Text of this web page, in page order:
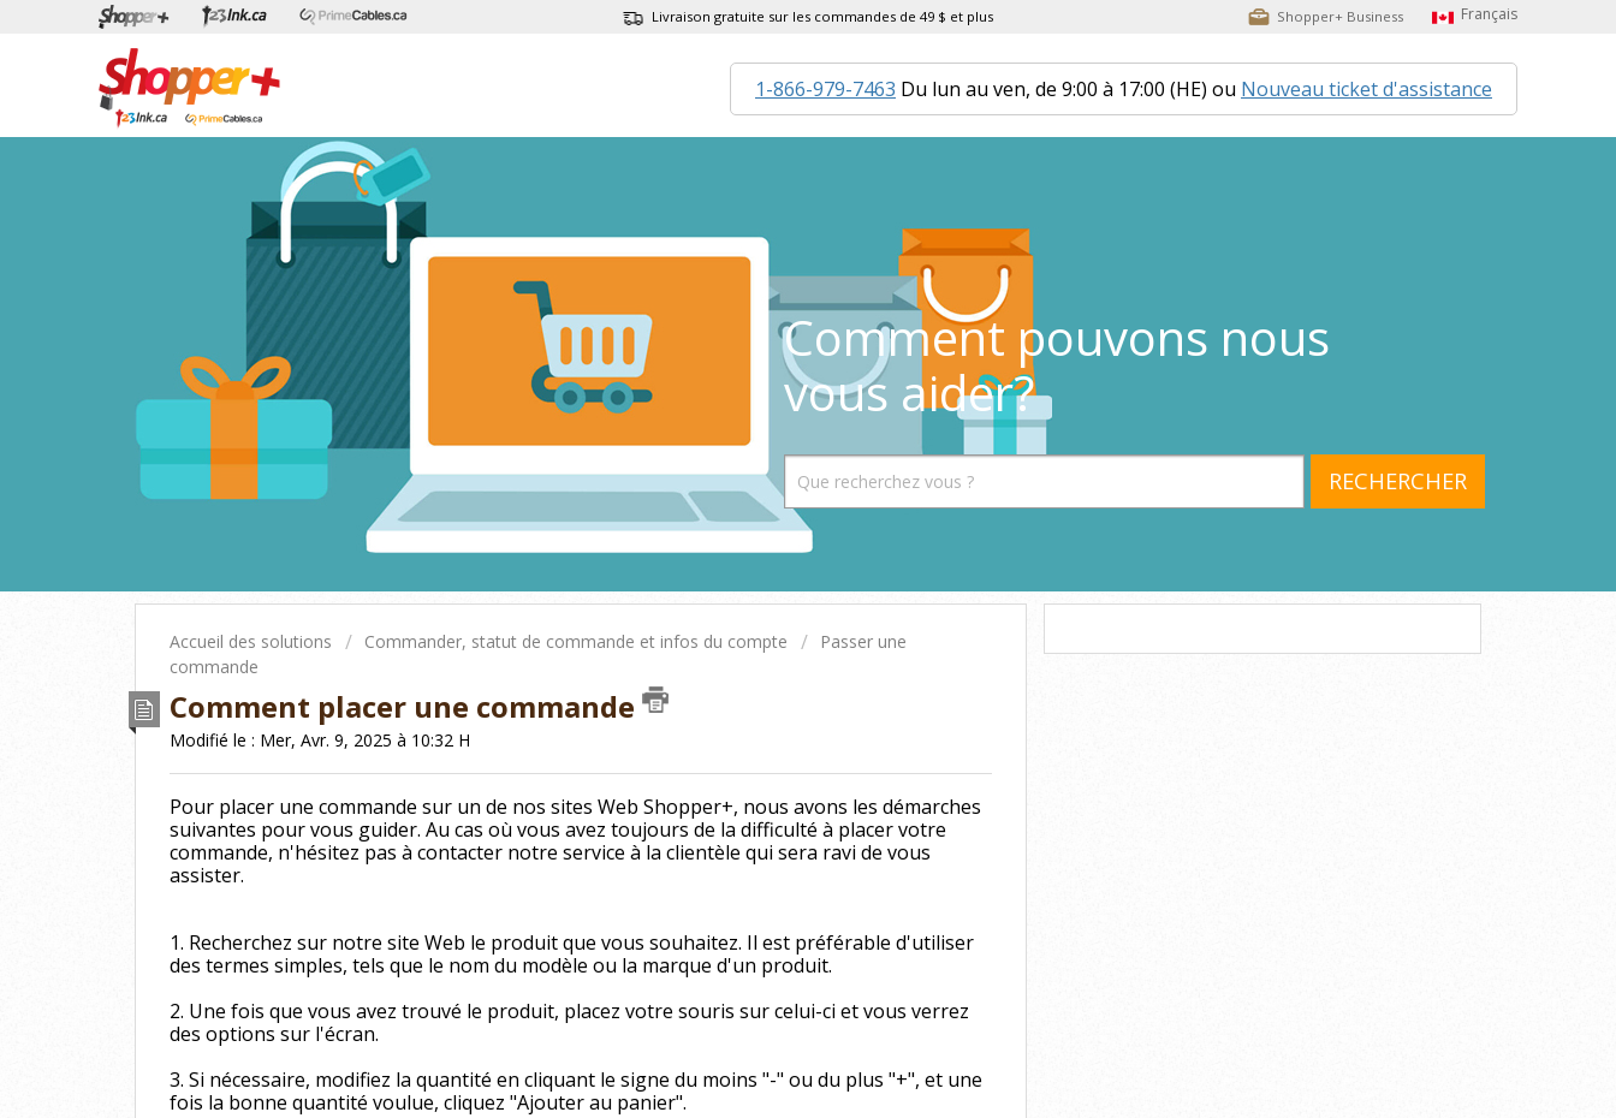
Livraison gratuite sur les commandes de 49 $ et plus Shopper+ Business
1-866-979-7463 Du lun au ven, de 9:00 à 17:00 (HE) ou Nouveau ticket d'assistance
Comment pouvons nous
vous aider?
RECHERCHER
Accueil des solutions Commander, statut de commande et infos du compte
Passer une
commande
Comment placer une commande
Modifié le : Mer, Avr. 9, 2025 à 10:32 H
Pour placer une commande sur un de nos sites Web Shopper+, nous avons les démarches
suivantes pour vous guider. Au cas où vous avez toujours de la difficulté à placer votre
commande, n'hésitez pas à contacter notre service à la clientèle qui sera ravi de vous
assister.
1. Recherchez sur notre site Web le produit que vous souhaitez. Il est préférable d'utiliser
des termes simples, tels que le nom du modèle ou la marque d'un produit.
2. Une fois que vous avez trouvé le produit, placez votre souris sur celui-ci et vous verrez
des options sur l'écran.
3. Si nécessaire, modifiez la quantité en cliquant le signe du moins "-" ou du plus "+", et une
fois la bonne quantité voulue, cliquez "Ajouter au panier".